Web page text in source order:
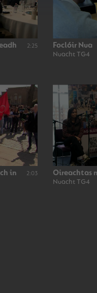
2:25 Foclóir Nua
Nuacht TG4
in 2:03 Oireachtas
Nuacht TG4